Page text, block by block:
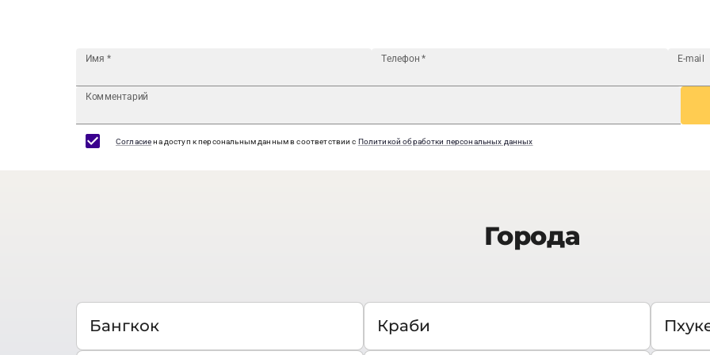
Имя * Телефон * E-mail
Комментарий
Согласиена доступ к персональным данным в соответствии с Политикой обработки персональных данных
Города
Бангкок Краби